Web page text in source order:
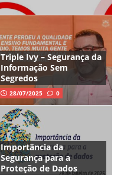
Triple Ivy – Segurança da
Informação Sem
Segredos
28/07/2025 0
Importância da
Segurança para a
Proteção de Dados